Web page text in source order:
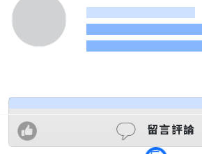
留言評論